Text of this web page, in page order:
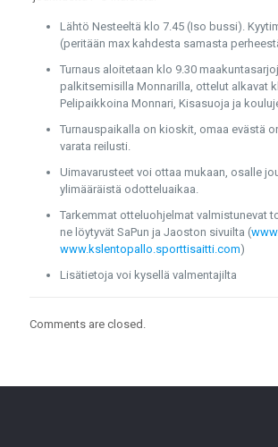
Lähtö Nesteeltä klo 7.45 (Iso bussi).
(peritään max kahdesta samasta
Turnaus aloitetaan klo 9.30
palkitsemisilla Monnarilla, ottelut alkavat
Pelipaikkoina Monnari, Kisasuoja ja
Turnauspaikalla on kioskit, omaa evästä
varata reilusti.
Uimavarusteet voi ottaa mukaan, osalle
ylimääräistä odotteluaikaa.
Tarkemmat otteluohjelmat valmistunevat
ne löytyvät SaPun ja Jaoston sivuilta (
www.kslentopallo.sporttisaitti.com)
Lisätietoja voi kysellä valmentajilta
Comments are closed.